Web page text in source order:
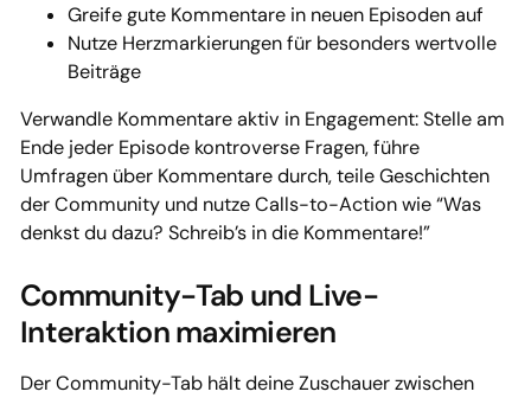
Greife gute Kommentare in neuen Episoden auf
Nutze Herzmarkierungen für besonders wertvolle
Beiträge
Verwandle Kommentare aktiv in Engagement: Stelle am
Ende jeder Episode kontroverse Fragen, führe
Umfragen über Kommentare durch, teile Geschichten
der Community und nutze Calls-to-Action wie “Was
denkst du dazu? Schreib’s in die Kommentare!”
Community-Tab und Live-
Interaktion maximieren
Der Community-Tab hält deine Zuschauer zwischen